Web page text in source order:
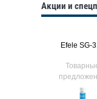
Акции и
Efele SG-